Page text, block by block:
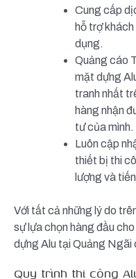
Cung cấp
hỗ trợ
dụng.
Quảng cáo
mặt dựng
tranh nhất
hàng nhận
tư của mình.
Luôn cập
thiết bị thi
lượng và
Với tất cả những lý do
sự lựa chọn hàng đầu
dựng Alu tại Quảng Ngãi
Quy trình thi công